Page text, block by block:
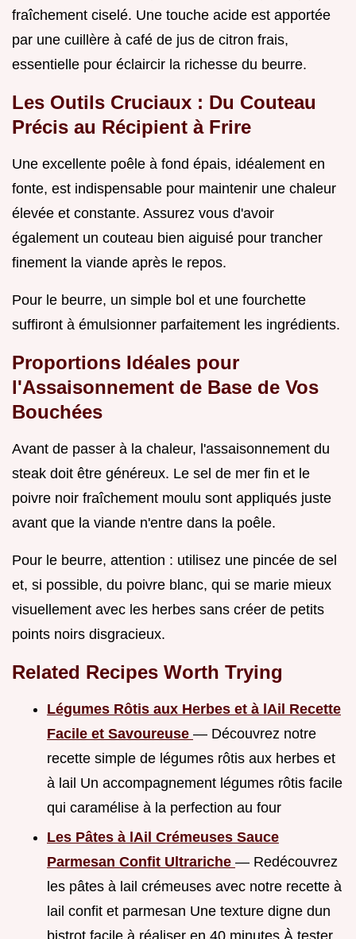
fraîchement ciselé. Une touche acide est apportée
par une cuillère à café de jus de citron frais,
essentielle pour éclaircir la richesse du beurre.
Les Outils Cruciaux : Du Couteau
Précis au Récipient à Frire
Une excellente poêle à fond épais, idéalement en
fonte, est indispensable pour maintenir une chaleur
élevée et constante. Assurez vous d'avoir
également un couteau bien aiguisé pour trancher
finement la viande après le repos.
Pour le beurre, un simple bol et une fourchette
suffiront à émulsionner parfaitement les ingrédients.
Proportions Idéales pour
l'Assaisonnement de Base de Vos
Bouchées
Avant de passer à la chaleur, l'assaisonnement du
steak doit être généreux. Le sel de mer fin et le
poivre noir fraîchement moulu sont appliqués juste
avant que la viande n'entre dans la poêle.
Pour le beurre, attention : utilisez une pincée de sel
et, si possible, du poivre blanc, qui se marie mieux
visuellement avec les herbes sans créer de petits
points noirs disgracieux.
Related Recipes Worth Trying
Légumes Rôtis aux Herbes et à lAil Recette
Facile et Savoureuse — Découvrez notre
recette simple de légumes rôtis aux herbes et
à lail Un accompagnement légumes rôtis facile
qui caramélise à la perfection au four
Les Pâtes à lAil Crémeuses Sauce
Parmesan Confit Ultrariche — Redécouvrez
les pâtes à lail crémeuses avec notre recette à
lail confit et parmesan Une texture digne dun
bistrot facile à réaliser en 40 minutes À tester...